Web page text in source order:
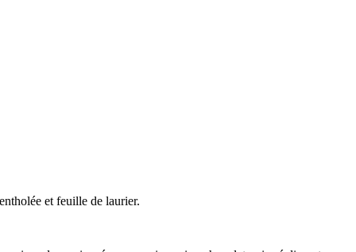
et feuille de laurier.